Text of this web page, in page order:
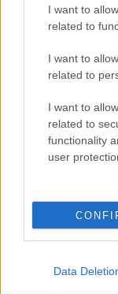
I want to
related to
I want to
related to
I want to
related to
functionality
user
Data
"Csak
jövünk!"
mtothorsi 2020. július
Augusztus 21.
meghirdetett